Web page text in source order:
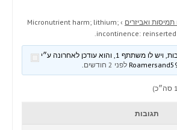
תמיסות ואביזרים ›
Micronutrient harm; lithium;
incontinence: reinserted.
לפני 2 חודשים .
תגובות